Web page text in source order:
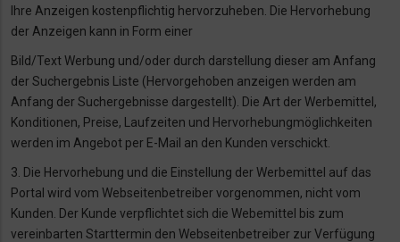
Ihre Anzeigen kostenpflichtig hervorzuheben. Die Hervorhebung
der Anzeigen kann in Form einer
Bild/Text Werbung und/oder durch darstellung dieser am Anfang
der Suchergebnis Liste (Hervorgehoben anzeigen werden am
Anfang der Suchergebnisse dargestellt). Die Art der Werbemittel,
Konditionen, Preise, Laufzeiten und Hervorhebungmöglichkeiten
werden im Angebot per E-Mail an den Kunden verschickt.
3. Die Hervorhebung und die Einstellung der Werbemittel auf das
Portal wird vom Webseitenbetreiber vorgenommen, nicht vom
Kunden. Der Kunde verpflichtet sich die Webemittel bis zum
vereinbarten Starttermin den Webseitenbetreiber zur Verfügung